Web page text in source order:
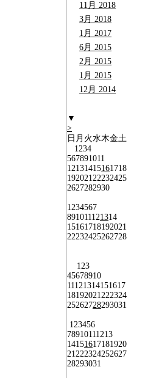
11月 2018
3月 2018
1月 2017
6月 2015
2月 2015
1月 2015
12月 2014
▼
>
日 月 火水木金土
1234
567891011
12131415161718
19202122232425
2627282930
1234567
891011121314
15161718192021
22232425262728
123
45678910
11121314151617
18192021222324
25262728293031
123456
78910111213
14151617181920
21222324252627
28293031